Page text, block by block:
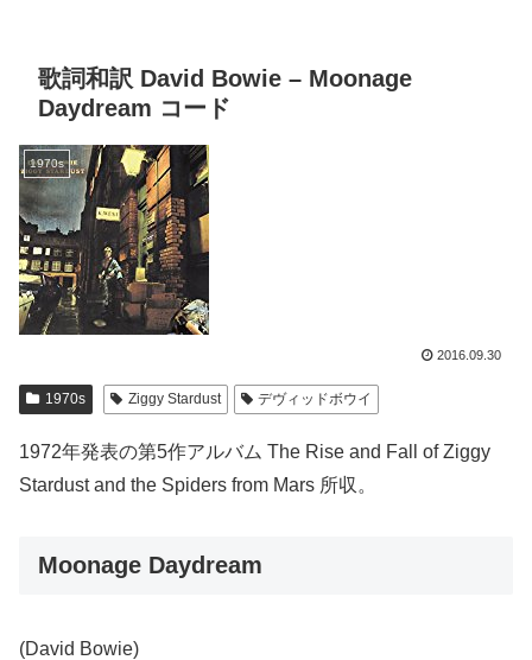
歌詞和訳 David Bowie – Moonage
Daydream コード
1970s
2016.09.30
1970s Ziggy Stardust デヴィッドボウイ
1972年発表の第5作アルバム The Rise and Fall of Ziggy
Stardust and the Spiders from Mars 所収。
Moonage Daydream
(David Bowie)